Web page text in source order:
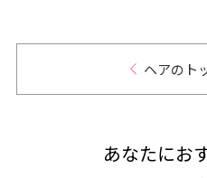
ヘアのト
あなたにお